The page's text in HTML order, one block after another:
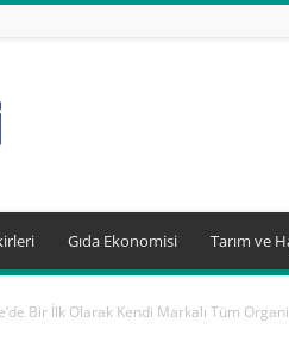
Gıda Ekonomisi Tarım ve
Bir İlk Olarak Kendi Markalı Tüm